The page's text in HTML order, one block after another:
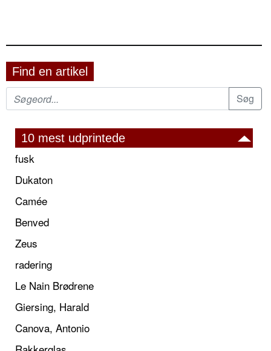
Find en artikel
10 mest udprintede
fusk
Dukaton
Camée
Benved
Zeus
radering
Le Nain Brødrene
Giersing, Harald
Canova, Antonio